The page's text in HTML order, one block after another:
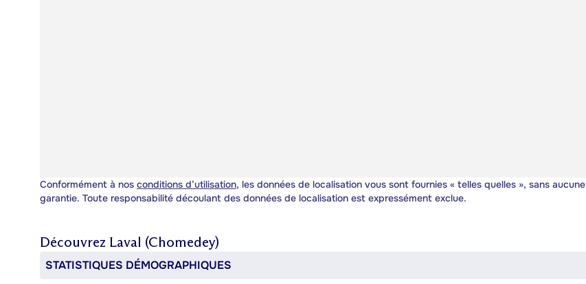
Conformément à nos conditions d’utilisation, les données de localisation vous sont fournies « telles quelles », sans aucune
garantie. Toute responsabilité découlant des données de localisation est expressément exclue.
Découvrez Laval (Chomedey)
STATISTIQUES DÉMOGRAPHIQUES